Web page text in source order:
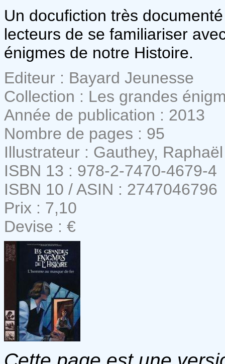
Un docufiction très
lecteurs de se familiariser
énigmes de notre Histoire.
Editeur : Bayard Jeunesse
Collection : Les grandes
Année de publication : 2013
Nombre de pages : 95
Illustrateur : Gauthey, Raphaël
ISBN 13 : 978-2-7470-4679-4
ISBN 10 / ASIN : 2747046796
Prix : 7,10
Devise : €